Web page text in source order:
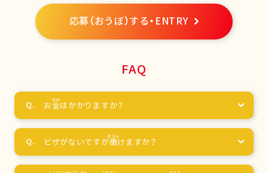
応募（おうぼ）する・ENTRY
FAQ
お金はかかりますか？
ビザがないですが働けますか？